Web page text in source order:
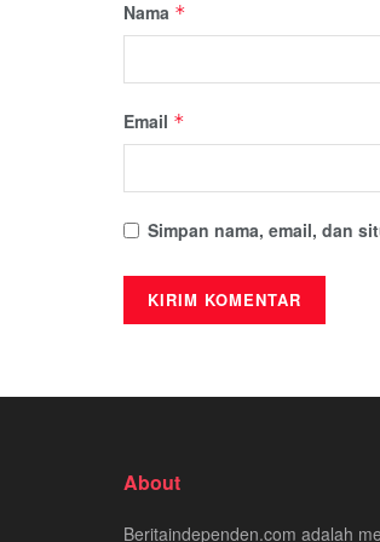
Nama *
Email *
Simpan nama, email, dan
About
Beritaindependen.com adalah